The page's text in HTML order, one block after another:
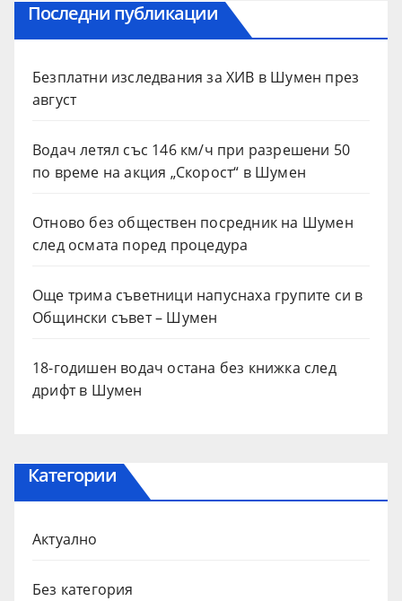
Последни публикации
Безплатни изследвания за ХИВ в Шумен през
август
Водач летял със 146 км/ч при разрешени 50
по време на акция „Скорост“ в Шумен
Отново без обществен посредник на Шумен
след осмата поред процедура
Още трима съветници напуснаха групите си в
Общински съвет – Шумен
18-годишен водач остана без книжка след
дрифт в Шумен
Категории
Актуално
Без категория